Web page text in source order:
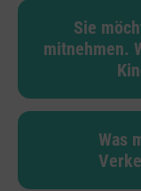
Sie
mitnehmen.
Was